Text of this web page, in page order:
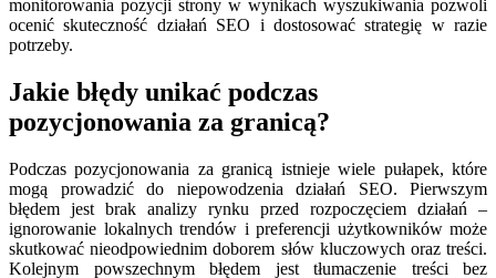
monitorowania pozycji strony w wynikach wyszukiwania pozwoli
ocenić skuteczność działań SEO i dostosować strategię w razie
potrzeby.
Jakie błędy unikać podczas
pozycjonowania za granicą?
Podczas pozycjonowania za granicą istnieje wiele pułapek, które
mogą prowadzić do niepowodzenia działań SEO. Pierwszym
błędem jest brak analizy rynku przed rozpoczęciem działań –
ignorowanie lokalnych trendów i preferencji użytkowników może
skutkować nieodpowiednim doborem słów kluczowych oraz treści.
Kolejnym powszechnym błędem jest tłumaczenie treści bez